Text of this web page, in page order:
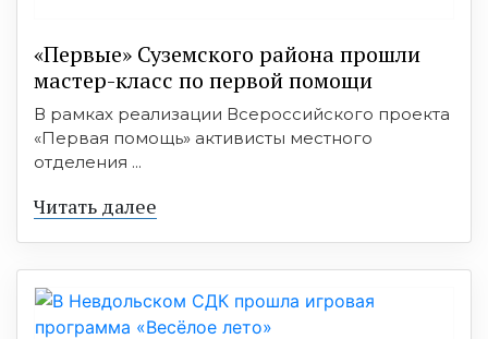
«Первые» Суземского района прошли
мастер-класс по первой помощи
В рамках реализации Всероссийского проекта
«Первая помощь» активисты местного
отделения ...
Читать далее